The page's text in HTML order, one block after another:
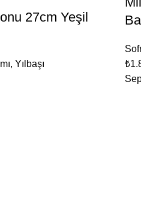
27cm Yeşil
, Yılbaşı
₺